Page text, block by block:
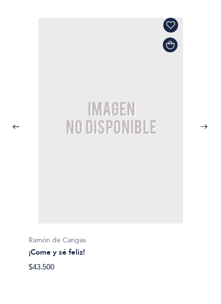
Ramón de Cangas
¡Come y sé feliz!
$43.500